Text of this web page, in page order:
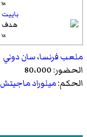
58'
باييت
65'
ملعب فرنسا،سان دوني
الحضور: 80،000
الحكم:ميلوراد ماجيتش